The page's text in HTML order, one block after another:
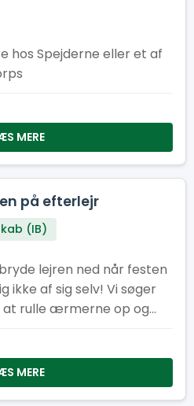
hos Spejderne eller et af
MERE
på efterlejr
(IB)
lejren ned når festen
ikke af sig selv! Vi søger
at rulle ærmerne op og
MERE